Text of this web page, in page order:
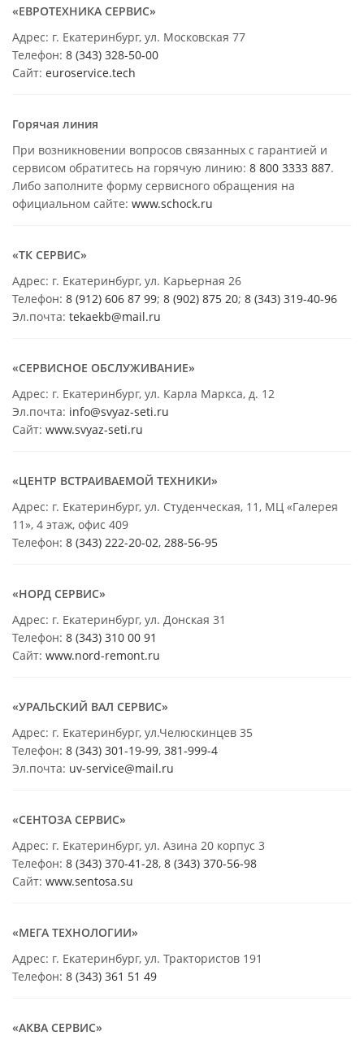
«ЕВРОТЕХНИКА СЕРВИС»
Адрес: г. Екатеринбург, ул. Московская 77
Телефон: 8 (343) 328-50-00
Сайт: euroservice.tech
Горячая линия
При возникновении вопросов связанных с гарантией и
сервисом обратитесь на горячую линию: 8 800 3333 887.
Либо заполните форму сервисного обращения на
официальном сайте: www.schock.ru
«ТК СЕРВИС»
Адрес: г. Екатеринбург, ул. Карьерная 26
Телефон: 8 (912) 606 87 99; 8 (902) 875 20; 8 (343) 319-40-96
Эл.почта: tekaekb@mail.ru
«СЕРВИСНОЕ ОБСЛУЖИВАНИЕ»
Адрес: г. Екатеринбург, ул. Карла Маркса, д. 12
Эл.почта: info@svyaz-seti.ru
Сайт: www.svyaz-seti.ru
«ЦЕНТР ВСТРАИВАЕМОЙ ТЕХНИКИ»
Адрес: г. Екатеринбург, ул. Студенческая, 11, МЦ «Галерея
11», 4 этаж, офис 409
Телефон: 8 (343) 222-20-02, 288-56-95
«НОРД СЕРВИС»
Адрес: г. Екатеринбург, ул. Донская 31
Телефон: 8 (343) 310 00 91
Сайт: www.nord-remont.ru
«УРАЛЬСКИЙ ВАЛ СЕРВИС»
Адрес: г. Екатеринбург, ул.Челюскинцев 35
Телефон: 8 (343) 301-19-99, 381-999-4
Эл.почта: uv-service@mail.ru
«СЕНТОЗА СЕРВИС»
Адрес: г. Екатеринбург, ул. Азина 20 корпус 3
Телефон: 8 (343) 370-41-28, 8 (343) 370-56-98
Сайт: www.sentosa.su
«МЕГА ТЕХНОЛОГИИ»
Адрес: г. Екатеринбург, ул. Трактористов 191
Телефон: 8 (343) 361 51 49
«АКВА СЕРВИС»